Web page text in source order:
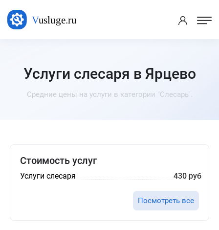
Услуги слесаря в Ярцево
Средние цены на услуги в категории "Слесарь".
Стоимость услуг
Услуги слесаря 430 руб
Посмотреть все